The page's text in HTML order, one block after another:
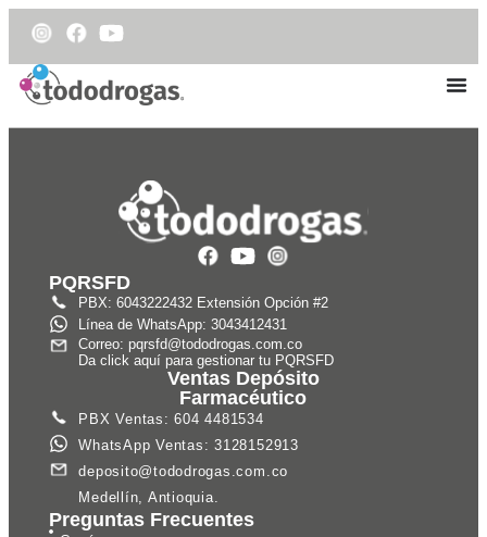
PQRSFD
PBX: 6043222432 Extensión Opción #2
Línea de WhatsApp: 3043412431
Correo: pqrsfd@tododrogas.com.co
Da click aquí para gestionar tu PQRSFD
Ventas Depósito
Farmacéutico
PBX Ventas: 604 4481534
WhatsApp Ventas: 3128152913
deposito@tododrogas.com.co
Medellín, Antioquia.
Preguntas Frecuentes